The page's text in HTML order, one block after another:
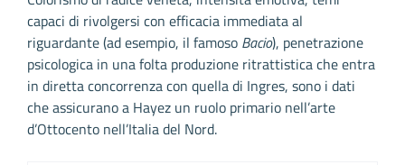
capaci di rivolgersi con efficacia immediata al
riguardante (ad esempio, il famoso Bacio), penetrazione
psicologica in una folta produzione ritrattistica che entra
in diretta concorrenza con quella di Ingres, sono i dati
che assicurano a Hayez un ruolo primario nell’arte
d’Ottocento nell’Italia del Nord.